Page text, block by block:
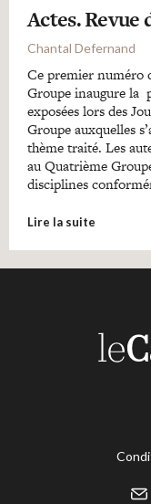
Actes.
Chantal Defernand
Ce premier numéro
Groupe inaugure la
exposées lors des
Groupe auxquelles
thème traité. Les
au Quatrième
disciplines
Lire la suite